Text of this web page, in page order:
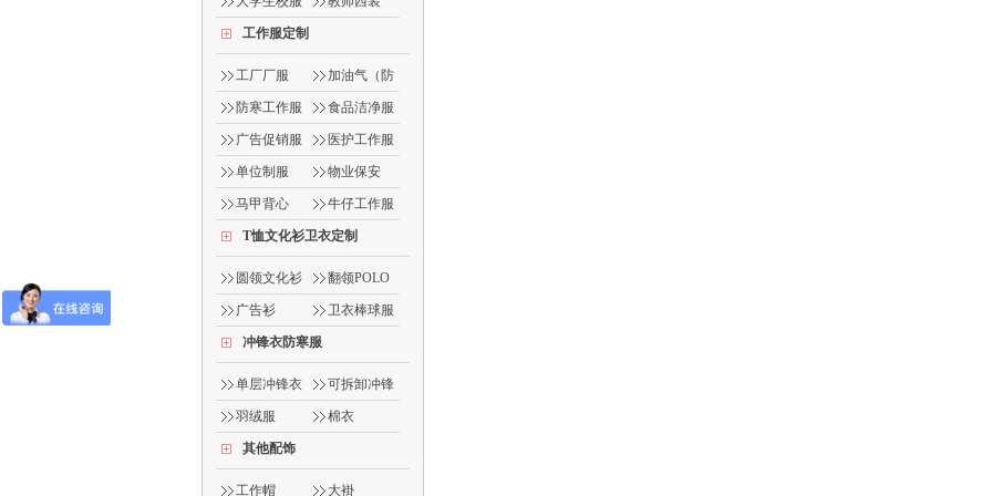
工作服定制
工厂厂服
加油气（防
静电）
防寒工作服 食品洁净服
广告促销服 医护工作服
单位制服 物业保安
马甲背心 牛仔工作服
T恤文化衫卫衣定制
圆领文化衫
翻领POLO
衫
广告衫 卫衣棒球服
冲锋衣防寒服
单层冲锋衣
可拆卸冲锋
衣
羽绒服 棉衣
其他配饰
工作帽 大褂